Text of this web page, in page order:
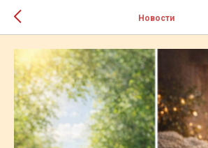
Новости